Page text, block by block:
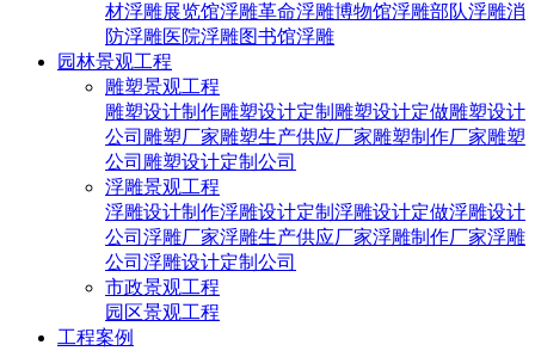
材浮雕展览馆浮雕革命浮雕博物馆浮雕部队浮雕消
防浮雕医院浮雕图书馆浮雕
园林景观工程
雕塑景观工程
雕塑设计制作雕塑设计定制 雕塑设计定做雕塑设计
公司 雕塑厂家雕塑生产供应厂家雕塑制作厂家雕塑
公司 雕塑设计定制公司
浮雕景观工程
浮雕设计制作浮雕设计定制 浮雕设计定做浮雕设计
公司 浮雕厂家浮雕生产供应厂家浮雕制作厂家浮雕
公司 浮雕设计定制公司
市政景观工程
园区景观工程
工程案例